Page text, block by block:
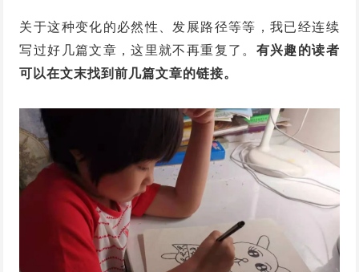
关于这种变化的必然性、发展路径等等，我已经连续
写过好几篇文章，这里就不再重复了。 有兴趣的读者
可以在文末找到前几篇文章的链接。